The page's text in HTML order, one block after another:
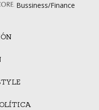
Bussiness/Finance